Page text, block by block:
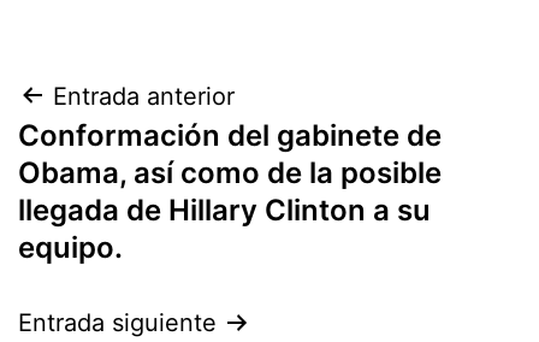
Navegación
de
entradas
Entrada anterior
Conformación del gabinete de
Obama, así como de la posible
llegada de Hillary Clinton a su
equipo.
Entrada siguiente